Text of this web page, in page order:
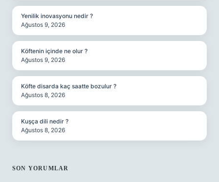
Yenilik inovasyonu nedir ?
Ağustos 9, 2026
Köftenin içinde ne olur ?
Ağustos 9, 2026
Köfte disarda kaç saatte bozulur ?
Ağustos 8, 2026
Kuşça dili nedir ?
Ağustos 8, 2026
SON YORUMLAR